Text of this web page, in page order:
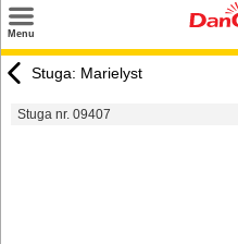
Menu
Tilbud
Stuga: Marielyst
Stuga nr. 09407